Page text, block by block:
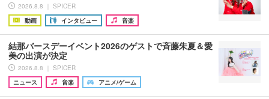
2026.8.8 ｜ SPICER
動画
インタビュー 音楽
結那バースデーイベント2026のゲストで斉藤朱夏＆愛
美の出演が決定
2026.8.8 ｜ SPICER
ニュース
音楽 アニメ/ゲーム